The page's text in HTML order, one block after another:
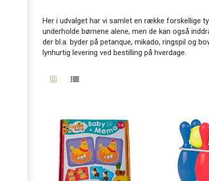
Her i udvalget har vi samlet en række forskellige
underholde børnene alene, men de kan også
der bl.a. byder på petanque, mikado, ringspil og
lynhurtig levering ved bestilling på hverdage.